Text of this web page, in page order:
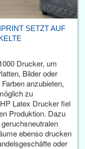
SETZT AUF
Drucker, um
Bilder oder
anzubieten,
zu
Latex Drucker fiel
Produktion. Dazu
ebenso drucken
oder